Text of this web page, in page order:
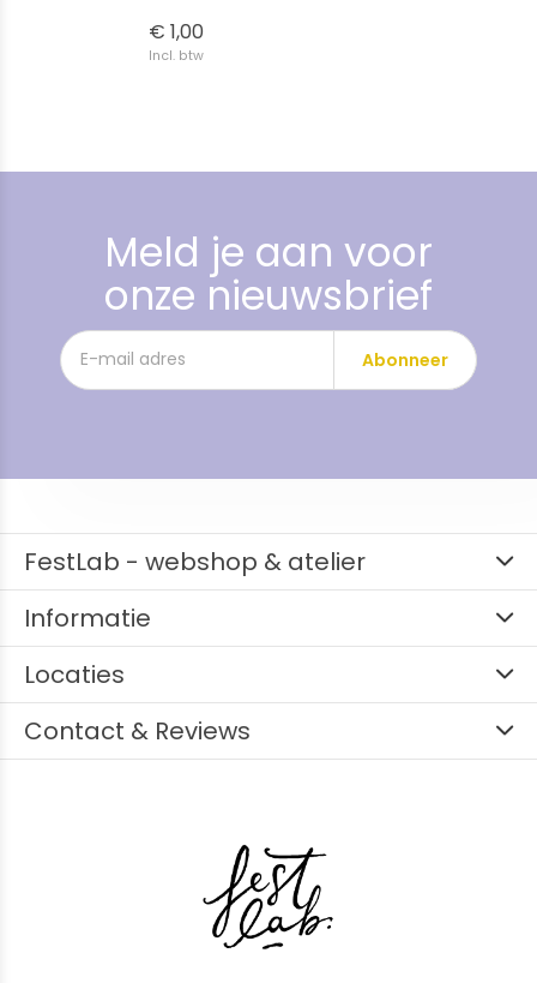
€ 1,00
Incl. btw
Meld je aan voor
onze nieuwsbrief
Abonneer
FestLab - webshop & atelier
Informatie
Locaties
Contact & Reviews